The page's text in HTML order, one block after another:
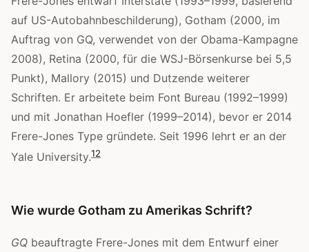
auf US-Autobahnbeschilderung), Gotham (2000, im
Auftrag von GQ, verwendet von der Obama-Kampagne
2008), Retina (2000, für die WSJ-Börsenkurse bei 5,5
Punkt), Mallory (2015) und Dutzende weiterer
Schriften. Er arbeitete beim Font Bureau (1992–1999)
und mit Jonathan Hoefler (1999–2014), bevor er 2014
Frere-Jones Type gründete. Seit 1996 lehrt er an der
Yale University.12
Wie wurde Gotham zu Amerikas Schrift?
GQ beauftragte Frere-Jones mit dem Entwurf einer